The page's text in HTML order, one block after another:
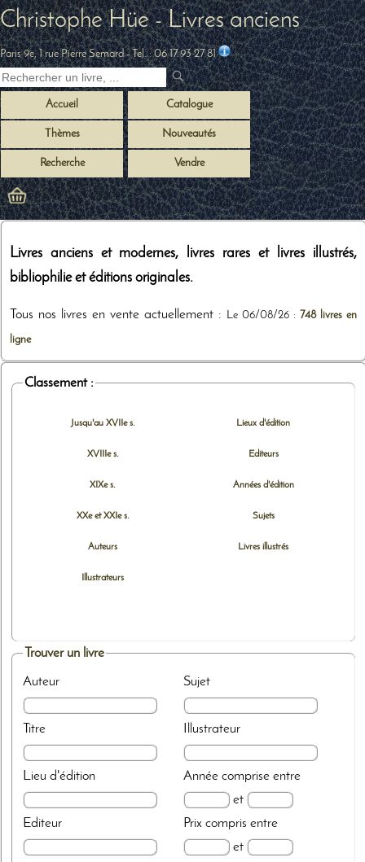
Christophe Hüe - Livres anciens
Paris 9e, 1 rue Pierre Semard- Tel. :06 17 93 27 81
Accueil Catalogue
Thèmes Nouveautés
Recherche Vendre
Livres anciens et modernes, livres rares et livres illustrés,
bibliophilie et éditions originales.
Tous nos livres en vente actuellement : Le 06/08/26 : 748 livres en
ligne
Classement :
Jusqu'au XVIIe s.
XVIIIe s.
XIXe s.
XXe et XXIe s.
Auteurs
Illustrateurs
Lieux d'édition
Editeurs
Années d'édition
Sujets
Livres illustrés
Trouver un livre
Auteur
Titre
Lieu d'édition
Editeur
Sujet
Illustrateur
Annéecomprise entre
et
Prixcompris entre
et